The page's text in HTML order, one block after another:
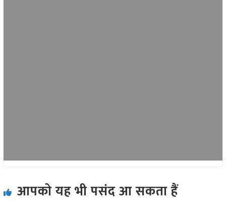
आपको यह भी पसंद आ सकता हैं